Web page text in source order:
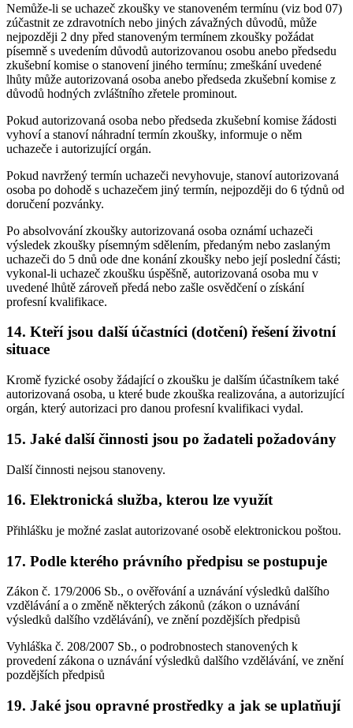
Nemůže-li se uchazeč zkoušky ve stanoveném termínu (viz bod 07)
zúčastnit ze zdravotních nebo jiných závažných důvodů, může
nejpozději 2 dny před stanoveným termínem zkoušky požádat
písemně s uvedením důvodů autorizovanou osobu anebo předsedu
zkušební komise o stanovení jiného termínu; zmeškání uvedené
lhůty může autorizovaná osoba anebo předseda zkušební komise z
důvodů hodných zvláštního zřetele prominout.
Pokud autorizovaná osoba nebo předseda zkušební komise žádosti
vyhoví a stanoví náhradní termín zkoušky, informuje o něm
uchazeče i autorizující orgán.
Pokud navržený termín uchazeči nevyhovuje, stanoví autorizovaná
osoba po dohodě s uchazečem jiný termín, nejpozději do 6 týdnů od
doručení pozvánky.
Po absolvování zkoušky autorizovaná osoba oznámí uchazeči
výsledek zkoušky písemným sdělením, předaným nebo zaslaným
uchazeči do 5 dnů ode dne konání zkoušky nebo její poslední části;
vykonal-li uchazeč zkoušku úspěšně, autorizovaná osoba mu v
uvedené lhůtě zároveň předá nebo zašle osvědčení o získání
profesní kvalifikace.
14. Kteří jsou další účastníci (dotčení) řešení životní
situace
Kromě fyzické osoby žádající o zkoušku je dalším účastníkem také
autorizovaná osoba, u které bude zkouška realizována, a autorizující
orgán, který autorizaci pro danou profesní kvalifikaci vydal.
15. Jaké další činnosti jsou po žadateli požadovány
Další činnosti nejsou stanoveny.
16. Elektronická služba, kterou lze využít
Přihlášku je možné zaslat autorizované osobě elektronickou poštou.
17. Podle kterého právního předpisu se postupuje
Zákon č. 179/2006 Sb., o ověřování a uznávání výsledků dalšího
vzdělávání a o změně některých zákonů (zákon o uznávání
výsledků dalšího vzdělávání), ve znění pozdějších předpisů
Vyhláška č. 208/2007 Sb., o podrobnostech stanovených k
provedení zákona o uznávání výsledků dalšího vzdělávání, ve znění
pozdějších předpisů
19. Jaké jsou opravné prostředky a jak se uplatňují